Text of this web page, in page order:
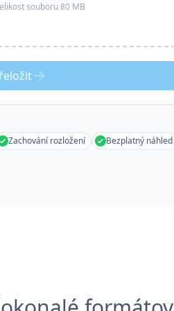
souboru 80 MB
Zachování rozložení Bezplatný náhled